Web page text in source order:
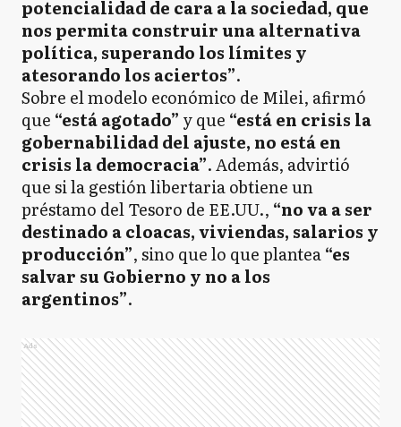
potencialidad de cara a la sociedad, que
nos permita construir una alternativa
política, superando los límites y
atesorando los aciertos”.
Sobre el modelo económico de Milei, afirmó
que “está agotado” y que “está en crisis la
gobernabilidad del ajuste, no está en
crisis la democracia”. Además, advirtió
que si la gestión libertaria obtiene un
préstamo del Tesoro de EE.UU., “no va a ser
destinado a cloacas, viviendas, salarios y
producción”, sino que lo que plantea“es
salvar su Gobierno y no a los
argentinos”.
Ads